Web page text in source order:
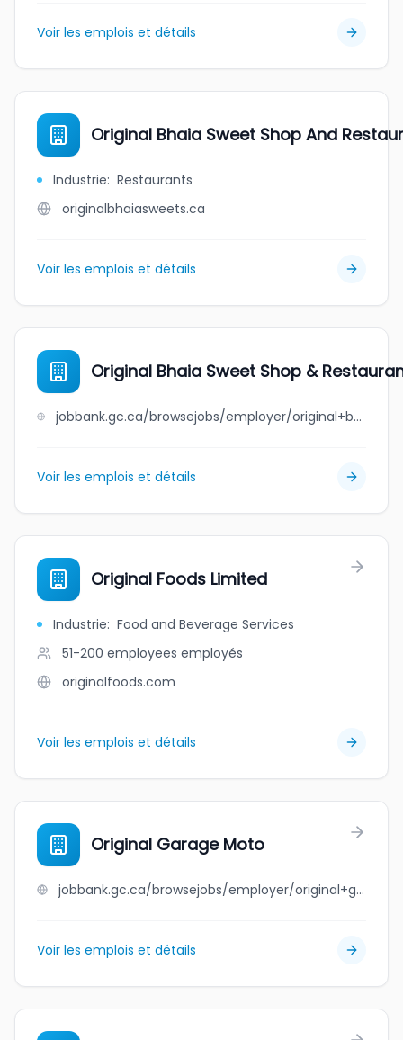
Voir les emplois et détails
Original Bhaia Sweet Shop And
Industrie: Restaurants
originalbhaiasweets.ca
Voir les emplois et détails
Original Bhaia Sweet Shop &
jobbank.gc.ca/browsejobs/employer/original+bhaia+sweet+shop+%26+restaurant/ca
Voir les emplois et détails
Original Foods Limited
Industrie: Food and Beverage Services
51-200 employees employés
originalfoods.com
Voir les emplois et détails
Original Garage Moto
jobbank.gc.ca/browsejobs/employer/original+garage+moto/ca
Voir les emplois et détails